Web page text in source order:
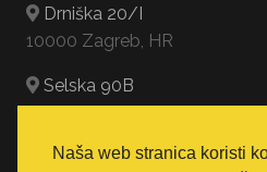
Naša web stranica koristi
Drniška 20/I
10000 Zagreb, HR
Selska 90B
Gajeva 2